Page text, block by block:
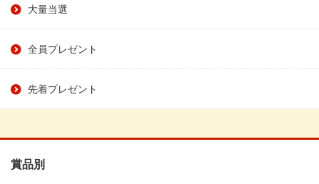
大量当選
全員プレゼント
先着プレゼント
賞品別